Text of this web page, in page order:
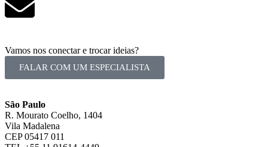
Vamos nos conectar e trocar ideias?
FALAR COM UM ESPECIALISTA
São Paulo
R. Mourato Coelho, 1404
Vila Madalena
CEP 05417 011